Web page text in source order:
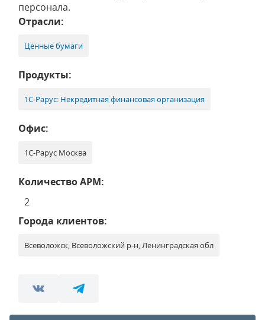
персонала.
Отрасли:
Ценные бумаги
Продукты:
1С-Рарус: Некредитная финансовая организация
Офис:
1С-Рарус Москва
Количество АРМ:
2
Города клиентов:
Всеволожск, Всеволожский р-н, Ленинградская обл